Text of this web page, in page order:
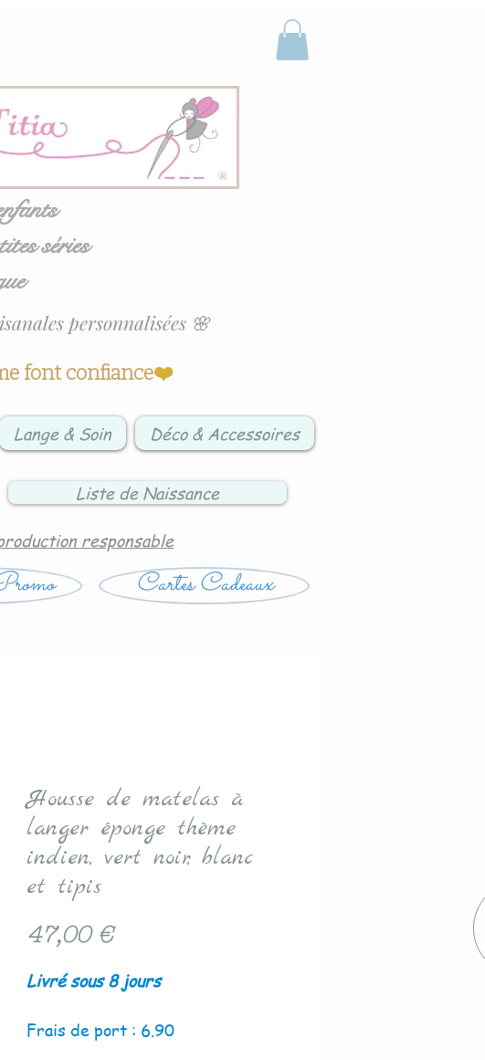
séries
font confiance❤️
personnalisées 🌸
Lange & Soin Déco & Accessoires
Liste de Naissance
responsable
Cartes Cadeaux
Housse de matelas à
langer éponge thème
indien, vert noir, blanc
et tipis
47,00 €Prix
Livré sous 8 jours
Frais de port : 6.90